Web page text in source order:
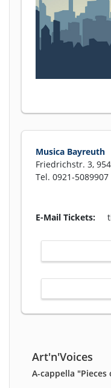
Musica Bayreuth
Friedrichstr. 3,
Tel. 0921-5089907
E-Mail Tickets:
Art'n'Voices
A-cappella